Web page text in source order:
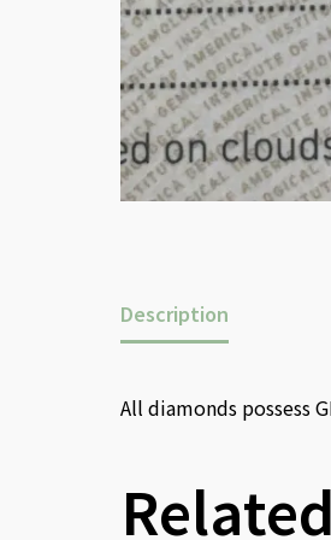
Description
All diamonds possess